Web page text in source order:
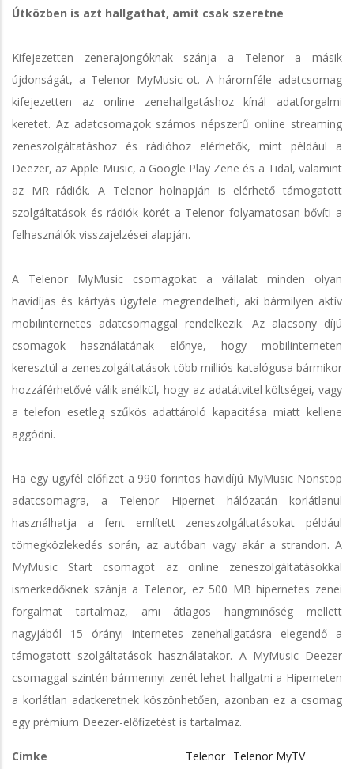
Útközben is azt hallgathat, amit csak szeretne
Kifejezetten zenerajongóknak szánja a Telenor a másik
újdonságát, a Telenor MyMusic-ot. A háromféle adatcsomag
kifejezetten az online zenehallgatáshoz kínál adatforgalmi
keretet. Az adatcsomagok számos népszerű online streaming
zeneszolgáltatáshoz és rádióhoz elérhetők, mint például a
Deezer, az Apple Music, a Google Play Zene és a Tidal, valamint
az MR rádiók. A Telenor holnapján is elérhető támogatott
szolgáltatások és rádiók körét a Telenor folyamatosan bővíti a
felhasználók visszajelzései alapján.
A Telenor MyMusic csomagokat a vállalat minden olyan
havidíjas és kártyás ügyfele megrendelheti, aki bármilyen aktív
mobilinternetes adatcsomaggal rendelkezik. Az alacsony díjú
csomagok használatának előnye, hogy mobilinterneten
keresztül a zeneszolgáltatások több milliós katalógusa bármikor
hozzáférhetővé válik anélkül, hogy az adatátvitel költségei, vagy
a telefon esetleg szűkös adattároló kapacitása miatt kellene
aggódni.
Ha egy ügyfél előfizet a 990 forintos havidíjú MyMusic Nonstop
adatcsomagra, a Telenor Hipernet hálózatán korlátlanul
használhatja a fent említett zeneszolgáltatásokat például
tömegközlekedés során, az autóban vagy akár a strandon. A
MyMusic Start csomagot az online zeneszolgáltatásokkal
ismerkedőknek szánja a Telenor, ez 500 MB hipernetes zenei
forgalmat tartalmaz, ami átlagos hangminőség mellett
nagyjából 15 órányi internetes zenehallgatásra elegendő a
támogatott szolgáltatások használatakor. A MyMusic Deezer
csomaggal szintén bármennyi zenét lehet hallgatni a Hiperneten
a korlátlan adatkeretnek köszönhetően, azonban ez a csomag
egy prémium Deezer-előfizetést is tartalmaz.
Címke Telenor Telenor MyTV